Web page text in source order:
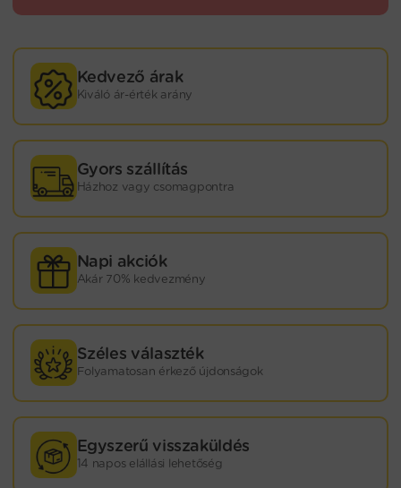
Kedvező árak
Kiváló ár-érték arány
Gyors szállítás
Házhoz vagy csomagpontra
Napi akciók
Akár 70% kedvezmény
Széles választék
Folyamatosan érkező újdonságok
Egyszerű visszaküldés
14 napos elállási lehetőség